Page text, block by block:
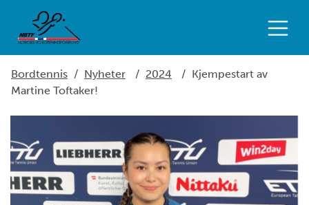
Bordtennis / Nyheter / 2024 / Kjempestart av
Martine Toftaker!